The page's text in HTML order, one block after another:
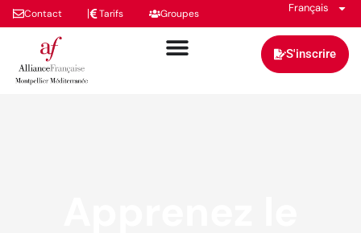
Contact Tarifs Groupes Français
S'inscrire